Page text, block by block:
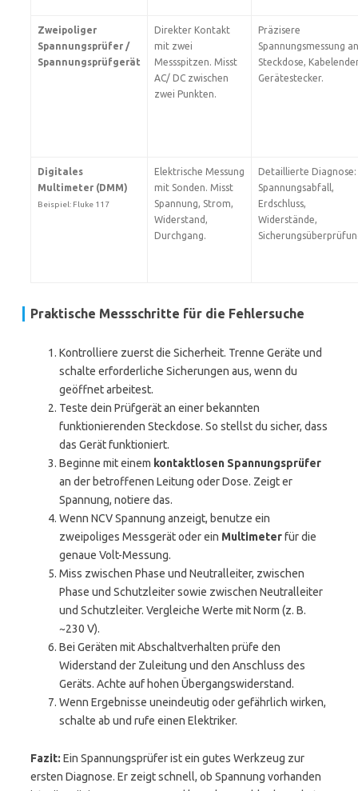
Zweipoliger
Spannungsprüfer /
Spannungsprüfgerät
Direkter Kontakt
mit zwei
Messspitzen. Misst
AC/ DC zwischen
zwei Punkten.
Präzisere
Spannungsmessung an
Steckdose,
Gerätestecker.
Digitales
Multimeter (DMM)
Beispiel: Fluke 117
Elektrische Messung
mit Sonden. Misst
Spannung, Strom,
Widerstand,
Durchgang.
Detaillierte Diagnose:
Spannungsabfall,
Erdschluss,
Widerstände,
Praktische Messschritte für die Fehlersuche
Kontrolliere zuerst die Sicherheit. Trenne Geräte und
schalte erforderliche Sicherungen aus, wenn du
geöffnet arbeitest.
Teste dein Prüfgerät an einer bekannten
funktionierenden Steckdose. So stellst du sicher, dass
das Gerät funktioniert.
Beginne mit einem kontaktlosen Spannungsprüfer
an der betroffenen Leitung oder Dose. Zeigt er
Spannung, notiere das.
Wenn NCV Spannung anzeigt, benutze ein
zweipoliges Messgerät oder ein Multimeterfür die
genaue Volt-Messung.
Miss zwischen Phase und Neutralleiter, zwischen
Phase und Schutzleiter sowie zwischen Neutralleiter
und Schutzleiter. Vergleiche Werte mit Norm (z. B.
~230 V).
Bei Geräten mit Abschaltverhalten prüfe den
Widerstand der Zuleitung und den Anschluss des
Geräts. Achte auf hohen Übergangswiderstand.
Wenn Ergebnisse uneindeutig oder gefährlich wirken,
schalte ab und rufe einen Elektriker.
Fazit: Ein Spannungsprüfer ist ein gutes Werkzeug zur
ersten Diagnose. Er zeigt schnell, ob Spannung vorhanden